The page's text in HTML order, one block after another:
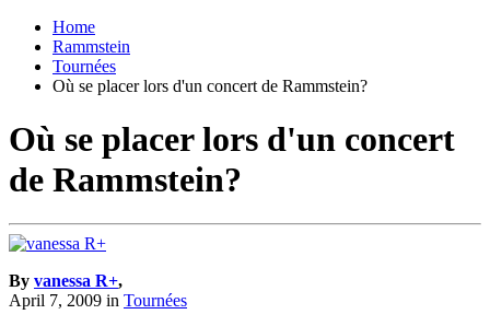
Home
Rammstein
Tournées
Où se placer lors d'un concert de Rammstein?
Où se placer lors d'un concert
de Rammstein?
By vanessa R+,
April 7, 2009 in Tournées